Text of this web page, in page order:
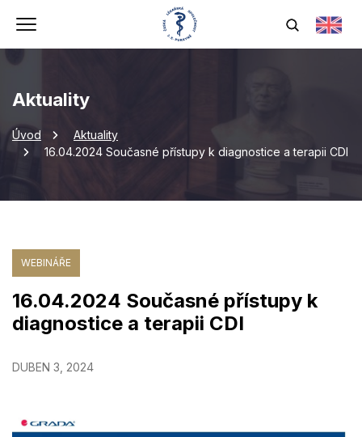
Aktuality
Úvod
Aktuality
16.04.2024 Současné přístupy k diagnostice a terapii CDI
WEBINÁŘE
16.04.2024 Současné přístupy k
diagnostice a terapii CDI
DUBEN 3, 2024